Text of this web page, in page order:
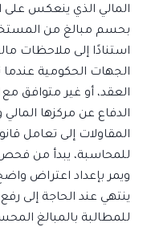
المالي الذي ينعكس على
بحسم مبالغ من
استنادًا إلى ملاحظات
الجهات الحكومية
العقد، أو غير متوافق
الدفاع عن مركزها
المقاولات إلى تعامل
للمحاسبة، يبدأ من
ويمر بإعداد اعتراض
ينتهي عند الحاجة إلى
للمطالبة بالمبالغ